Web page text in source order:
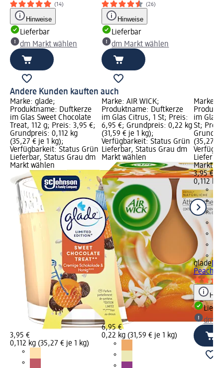
(14)
Hinweise
Lieferbar
dm Markt wählen
(26)
Hinweise
Lieferbar
dm Markt wählen
Andere Kunden kauften auch
Marke: glade;
Produktname: Duftkerze
im Glas Sweet Chocolate
Treat, 112 g; Preis: 3,95 €;
Grundpreis: 0,112 kg
(35,27 € je 1 kg);
Verfügbarkeit: Status Grün
Lieferbar, Status Grau dm
Markt wählen
3,95 €
0,112 kg (35,27 € je 1 kg)
Marke: AIR WICK;
Produktname: Duftkerze
im Glas Citrus, 1 St; Preis:
6,95 €; Grundpreis: 0,22 kg
(31,59 € je 1 kg);
Verfügbarkeit: Status Grün
Lieferbar, Status Grau dm
Markt wählen
6,95 €
0,22 kg (31,59 € je 1 kg)
Marke:
im Glas
St;
(35,27 €
Markt
3,95 €
0,112 kg
glade
Peach
dm